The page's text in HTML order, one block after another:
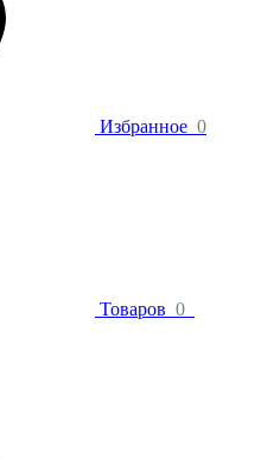
Избранное 0
Товаров 0